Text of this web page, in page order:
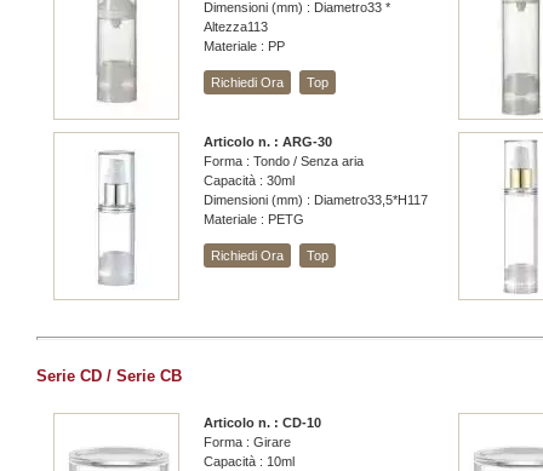
Dimensioni (mm) : Diametro33 *
Altezza113
Materiale : PP
Richiedi Ora Top
Articolo n. : ARG-30
Forma : Tondo / Senza aria
Capacità : 30ml
Dimensioni (mm) : Diametro33,5*H117
Materiale : PETG
Richiedi Ora Top
Serie CD / Serie CB
Articolo n. : CD-10
Forma : Girare
Capacità : 10ml